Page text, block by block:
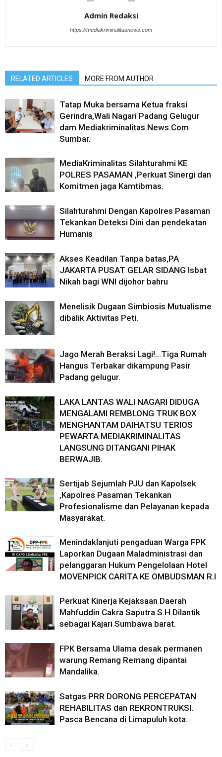
Admin Redaksi
https://mediakriminalitasnews.com
RELATED ARTICLES MORE FROM AUTHOR
Tatap Muka bersama Ketua fraksi
Gerindra,Wali Nagari Padang Gelugur
dam Mediakriminalitas.News.Com
Sumbar.
MediaKriminalitas Silahturahmi KE
POLRES PASAMAN ,Perkuat Sinergi dan
Komitmen jaga Kamtibmas.
Silahturahmi Dengan Kapolres Pasaman
Tekankan Deteksi Dini dan pendekatan
Humanis
Akses Keadilan Tanpa batas,PA
JAKARTA PUSAT GELAR SIDANG Isbat
Nikah bagi WNI dijohor bahru
Menelisik Dugaan Simbiosis Mutualisme
dibalik Aktivitas Peti.
Jago Merah Beraksi Lagi!…Tiga Rumah
Hangus Terbakar dikampung Pasir
Padang gelugur.
LAKA LANTAS WALI NAGARI DIDUGA
MENGALAMI REMBLONG TRUK BOX
MENGHANTAM DAIHATSU TERIOS
PEWARTA MEDIAKRIMINALITAS
LANGSUNG DITANGANI PIHAK
BERWAJIB.
Sertijab Sejumlah PJU dan Kapolsek
,Kapolres Pasaman Tekankan
Profesionalisme dan Pelayanan kepada
Masyarakat.
Menindaklanjuti pengaduan Warga FPK
Laporkan Dugaan Maladministrasi dan
pelanggaran Hukum Pengelolaan Hotel
MOVENPICK CARITA KE OMBUDSMAN R.I
Perkuat Kinerja Kejaksaan Daerah
Mahfuddin Cakra Saputra S.H Dilantik
sebagai Kajari Sumbawa barat.
FPK Bersama Ulama desak permanen
warung Remang Remang dipantai
Mandalika.
Satgas PRR DORONG PERCEPATAN
REHABILITAS dan REKRONTRUKSI.
Pasca Bencana di Limapuluh kota.